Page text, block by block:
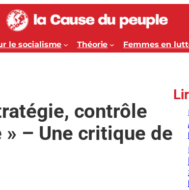
r
le socialisme Théorie Femmes en
contrôle
» – Une critique de